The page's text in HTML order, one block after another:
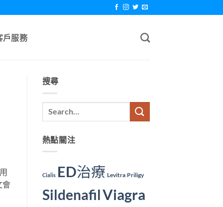
戶服務
會
搜尋
熱點關注
Cialis ED治療 Levitra Priligy
SildenafilViagra